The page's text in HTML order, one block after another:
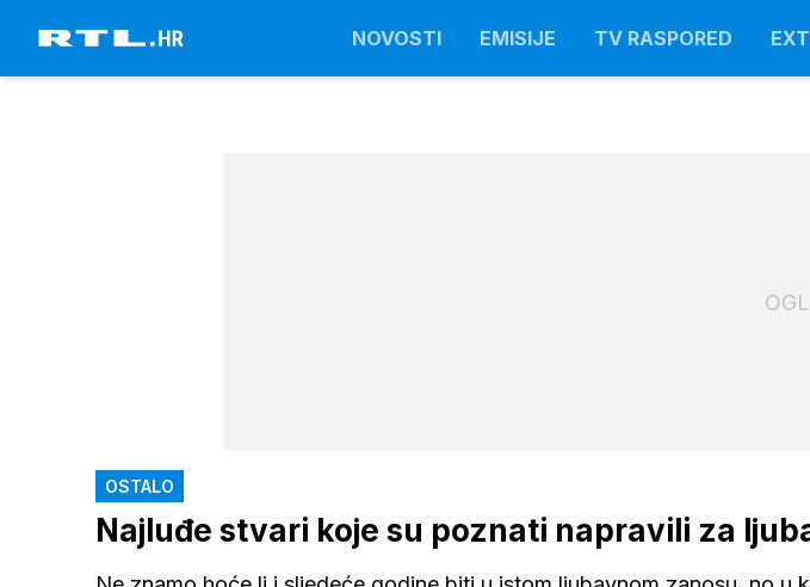
NOVOSTI EMISIJE TV RASPORED
OSTALO
Najluđe stvari koje su poznati napravili za